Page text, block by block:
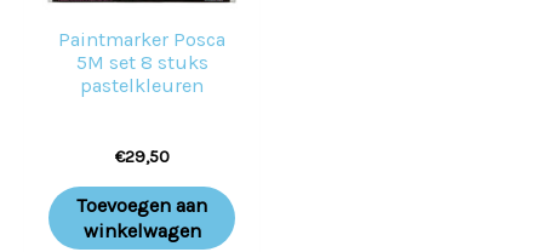
Paintmarker Posca
5M set 8 stuks
pastelkleuren
€29,50
Toevoegen aan
winkelwagen